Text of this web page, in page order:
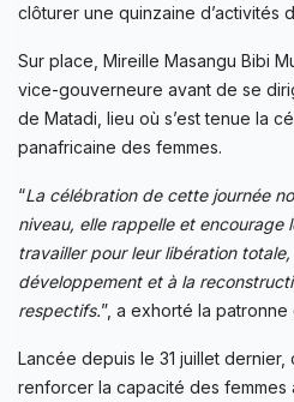
clôturer une quinzaine d’activités
Sur place, Mireille Masangu Bibi
vice-gouverneure avant de se
de Matadi, lieu où s’est tenue la
panafricaine des femmes.
“La célébration de cette journée
niveau, elle rappelle et encourage
travailler pour leur libération
développement et à la
respectifs.”, a exhorté la patronne
Lancée depuis le 31 juillet dernier,
renforcer la capacité des femmes